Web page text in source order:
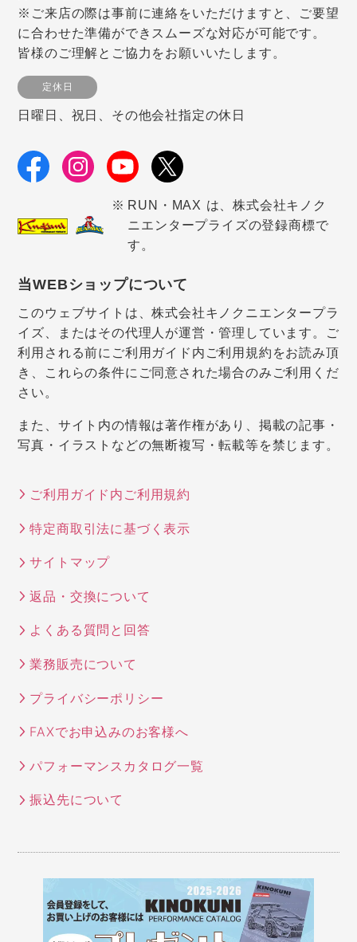
※ご来店の際は事前に連絡をいただけますと、ご要望
に合わせた準備ができスムーズな対応が可能です。
皆様のご理解とご協力をお願いいたします。
定休日
日曜日、祝日、その他会社指定の休日
RUN・MAX は、株式会社キノク
ニエンタープライズの登録商標で
す。
当WEBショップについて
このウェブサイトは、株式会社キノクニエンタープラ
イズ、またはその代理人が運営・管理しています。ご
利用される前にご利用ガイド内ご利用規約をお読み頂
き、これらの条件にご同意された場合のみご利用くだ
さい。
また、サイト内の情報は著作権があり、掲載の記事・
写真・イラストなどの無断複写・転載等を禁じます。
ご利用ガイド内ご利用規約
特定商取引法に基づく表示
サイトマップ
返品・交換について
よくある質問と回答
業務販売について
プライバシーポリシー
FAXでお申込みのお客様へ
パフォーマンスカタログ一覧
振込先について